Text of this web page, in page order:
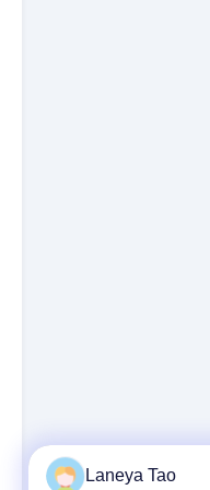
Laneya Tao